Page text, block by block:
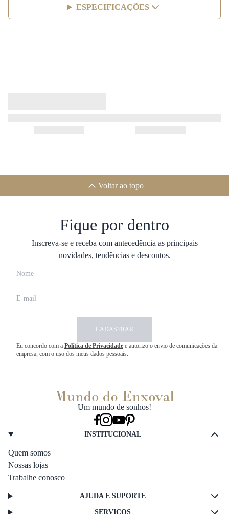
ESPECIFICAÇÕES
Voltar ao topo
Fique por dentro
Inscreva-se e receba com antecedência as principais
novidades, tendências e descontos.
CADASTRAR
Eu concordo com a Política de Privacidade e autorizo o envio de comunicações da
empresa, com o uso dos meus dados pessoais.
Um mundo de sonhos!
INSTITUCIONAL
Quem somos
Nossas lojas
Trabalhe conosco
AJUDA E SUPORTE
SERVIÇOS